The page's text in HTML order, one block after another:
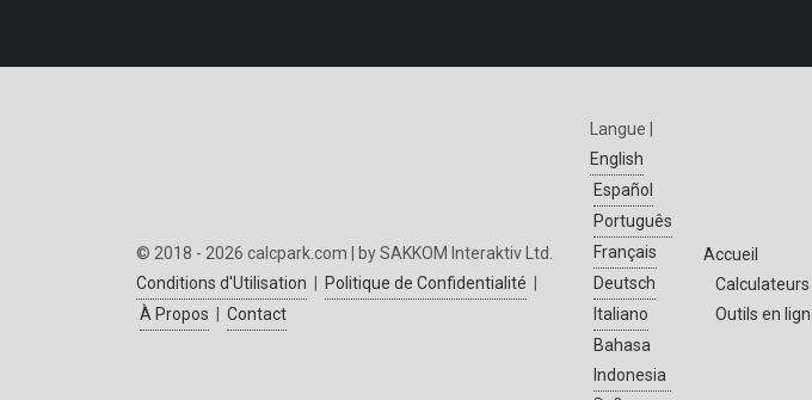
© 2018 - 2026 calcpark.com | by SAKKOM Interaktiv Ltd.
Conditions d'Utilisation | Politique de Confidentialité |
À Propos | Contact
Langue |
English
Español
Português
Français
Deutsch
Italiano
Bahasa
Indonesia
Accueil
Calculateurs
Outils en